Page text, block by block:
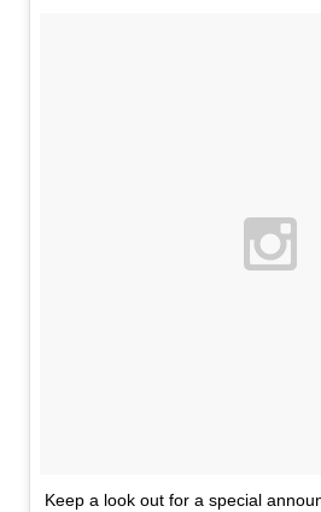
Keep a look out for a special